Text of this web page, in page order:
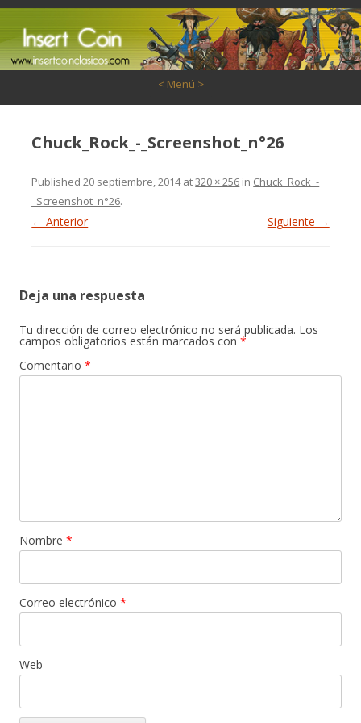
< Menú >
Chuck_Rock_-_Screenshot_n°26
Published20 septiembre, 2014at320 × 256 in Chuck_Rock_-
_Screenshot_n°26.
← Anterior Siguiente →
Deja una respuesta
Tu dirección de correo electrónico no será publicada. Los
campos obligatorios están marcados con *
Comentario *
Nombre *
Correo electrónico *
Web